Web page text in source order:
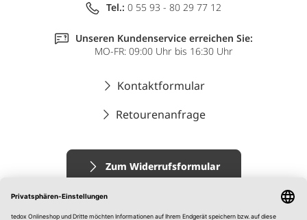
Tel.: 0 55 93 - 80 29 77 12
Unseren Kundenservice erreichen Sie:
MO-FR: 09:00 Uhr bis 16:30 Uhr
Kontaktformular
Retourenanfrage
Zum Widerrufsformular